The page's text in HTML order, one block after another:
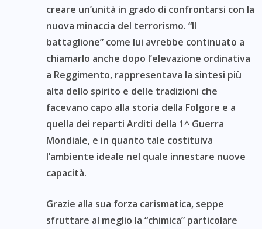
creare un’unità in grado di confrontarsi con la
nuova minaccia del terrorismo. “Il
battaglione” come lui avrebbe continuato a
chiamarlo anche dopo l’elevazione ordinativa
a Reggimento, rappresentava la sintesi più
alta dello spirito e delle tradizioni che
facevano capo alla storia della Folgore e a
quella dei reparti Arditi della 1^ Guerra
Mondiale, e in quanto tale costituiva
l’ambiente ideale nel quale innestare nuove
capacità.
Grazie alla sua forza carismatica, seppe
sfruttare al meglio la “chimica” particolare